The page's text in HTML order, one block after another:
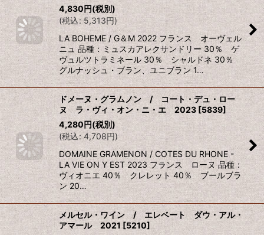
4,830円(税別)
(税込: 5,313円)
LA BOHEME / G＆M 2022 フランス オーヴェル
ニュ 品種：ミュスカアレクサンドリー 30％ ゲ
ヴュルツトラミネール 30％ シャルドネ 30％
グルナッシュ・ブラン、ユニブラン 1…
ドメーヌ・グラムノン / コート・デュ・ロー
ヌ ラ・ヴィ・オン・ニ・エ 2023 [5839]
4,280円(税別)
(税込: 4,708円)
DOMAINE GRAMENON / COTES DU RHONE -
LA VIE ON Y EST 2023 フランス ローヌ 品種：
ヴィオニエ 40％ クレレット 40％ ブールブラ
ン 20…
メルセル・ワイン / エレベート ダウ・アル・
アマール 2021 [5210]